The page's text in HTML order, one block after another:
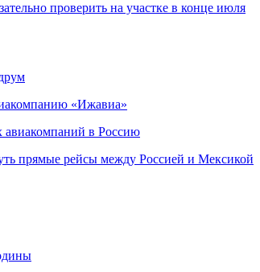
проверить на участке в конце июля
«Ижавиа»
авиакомпаний в Россию
прямые рейсы между Россией и Мексикой